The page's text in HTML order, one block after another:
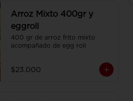
Arroz Mixto 400gr y
eggroll
400 gr de arroz frito mixto
acompañado de egg roll
$23.000